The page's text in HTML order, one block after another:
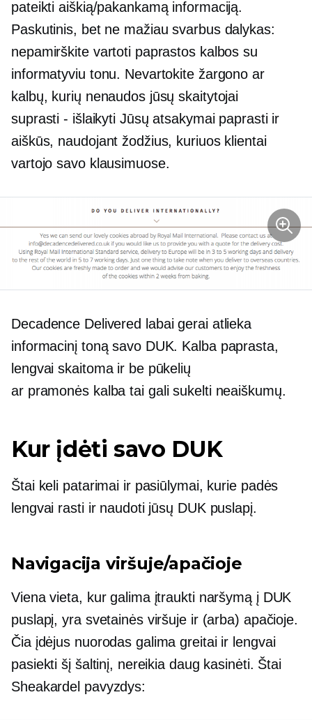
pateikti aiškią/pakankamą informaciją.
Paskutinis, bet ne mažiau svarbus dalykas:
nepamirškite vartoti paprastos kalbos su
informatyviu tonu. Nevartokite žargono ar
kalbų, kurių nenaudos jūsų skaitytojai
suprasti - išlaikyti Jūsų atsakymai paprasti ir
aiškūs, naudojant žodžius, kuriuos klientai
vartojo savo klausimuose.
Decadence Delivered labai gerai atlieka
informacinį toną savo DUK. Kalba paprasta,
lengvai skaitoma ir be pūkelių
ar pramonės kalba tai gali sukelti neaiškumų.
Kur įdėti savo DUK
Štai keli patarimai ir pasiūlymai, kurie padės
lengvai rasti ir naudoti jūsų DUK puslapį.
Navigacija viršuje/apačioje
Viena vieta, kur galima įtraukti naršymą į DUK
puslapį, yra svetainės viršuje ir (arba) apačioje.
Čia įdėjus nuorodas galima greitai ir lengvai
pasiekti šį šaltinį, nereikia daug kasinėti. Štai
Sheakardel pavyzdys: